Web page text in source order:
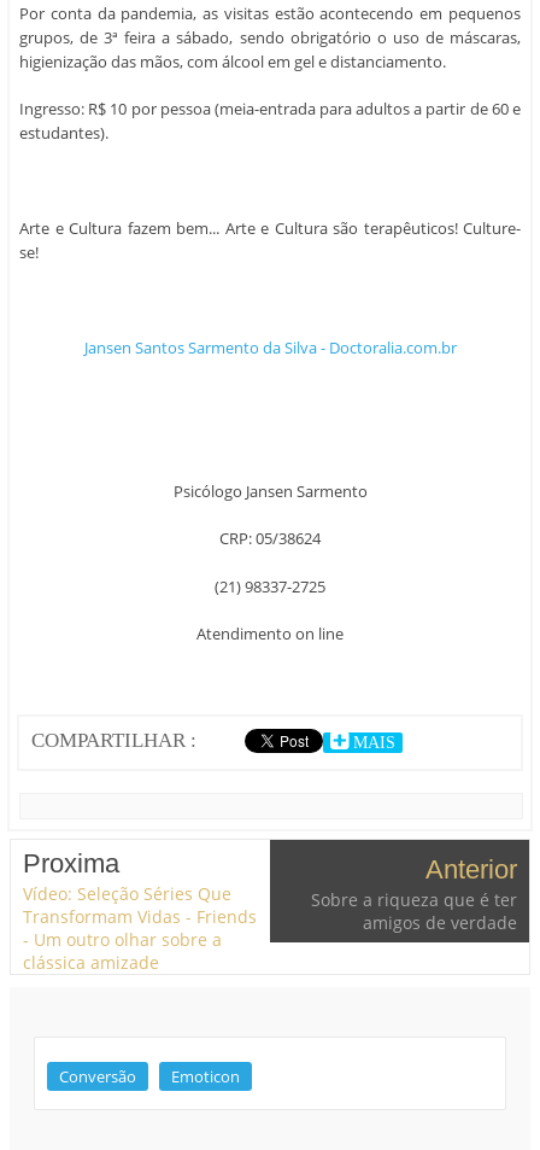
Por conta da pandemia, as visitas estão acontecendo em pequenos
grupos, de 3ª feira a sábado, sendo obrigatório o uso de máscaras,
higienização das mãos, com álcool em gel e distanciamento.
Ingresso: R$ 10 por pessoa (meia-entrada para adultos a partir de 60 e
estudantes).
Arte e Cultura fazem bem... Arte e Cultura são terapêuticos! Culture-
se!
Jansen Santos Sarmento da Silva - Doctoralia.com.br
Psicólogo Jansen Sarmento
CRP: 05/38624
(21) 98337-2725
Atendimento on line
COMPARTILHAR : MAIS
Proxima
Vídeo: Seleção Séries Que
Transformam Vidas - Friends
- Um outro olhar sobre a
clássica amizade
Anterior
Sobre a riqueza que é ter
amigos de verdade
Conversão Emoticon